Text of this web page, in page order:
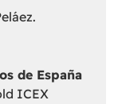
de España
ICEX